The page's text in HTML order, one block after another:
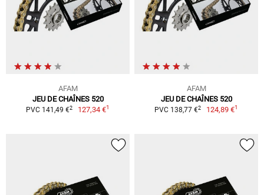
AFAM
JEU DE CHAÎNES 520
PVC 141,49 €2 127,34 €1
AFAM
JEU DE CHAÎNES 520
PVC 138,77 €2 124,89 €1